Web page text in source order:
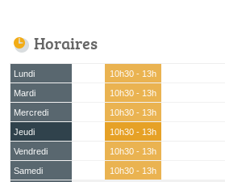
Horaires
Lundi 10h30 - 13h
Mardi
10h30 - 13h
Mercredi
10h30 - 13h
Jeudi
10h30 - 13h
Vendredi
10h30 - 13h
Samedi
10h30 - 13h